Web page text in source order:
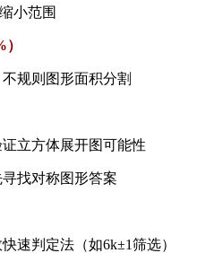
小范围
规则图形面积分割
立方体展开图可能性
寻找对称图形答案
速判定法（如6k±1筛选）